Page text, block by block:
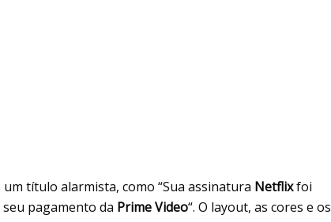
título alarmista, como “Sua assinatura Netflixfoi
pagamento da Prime Video“. O layout, as cores e os